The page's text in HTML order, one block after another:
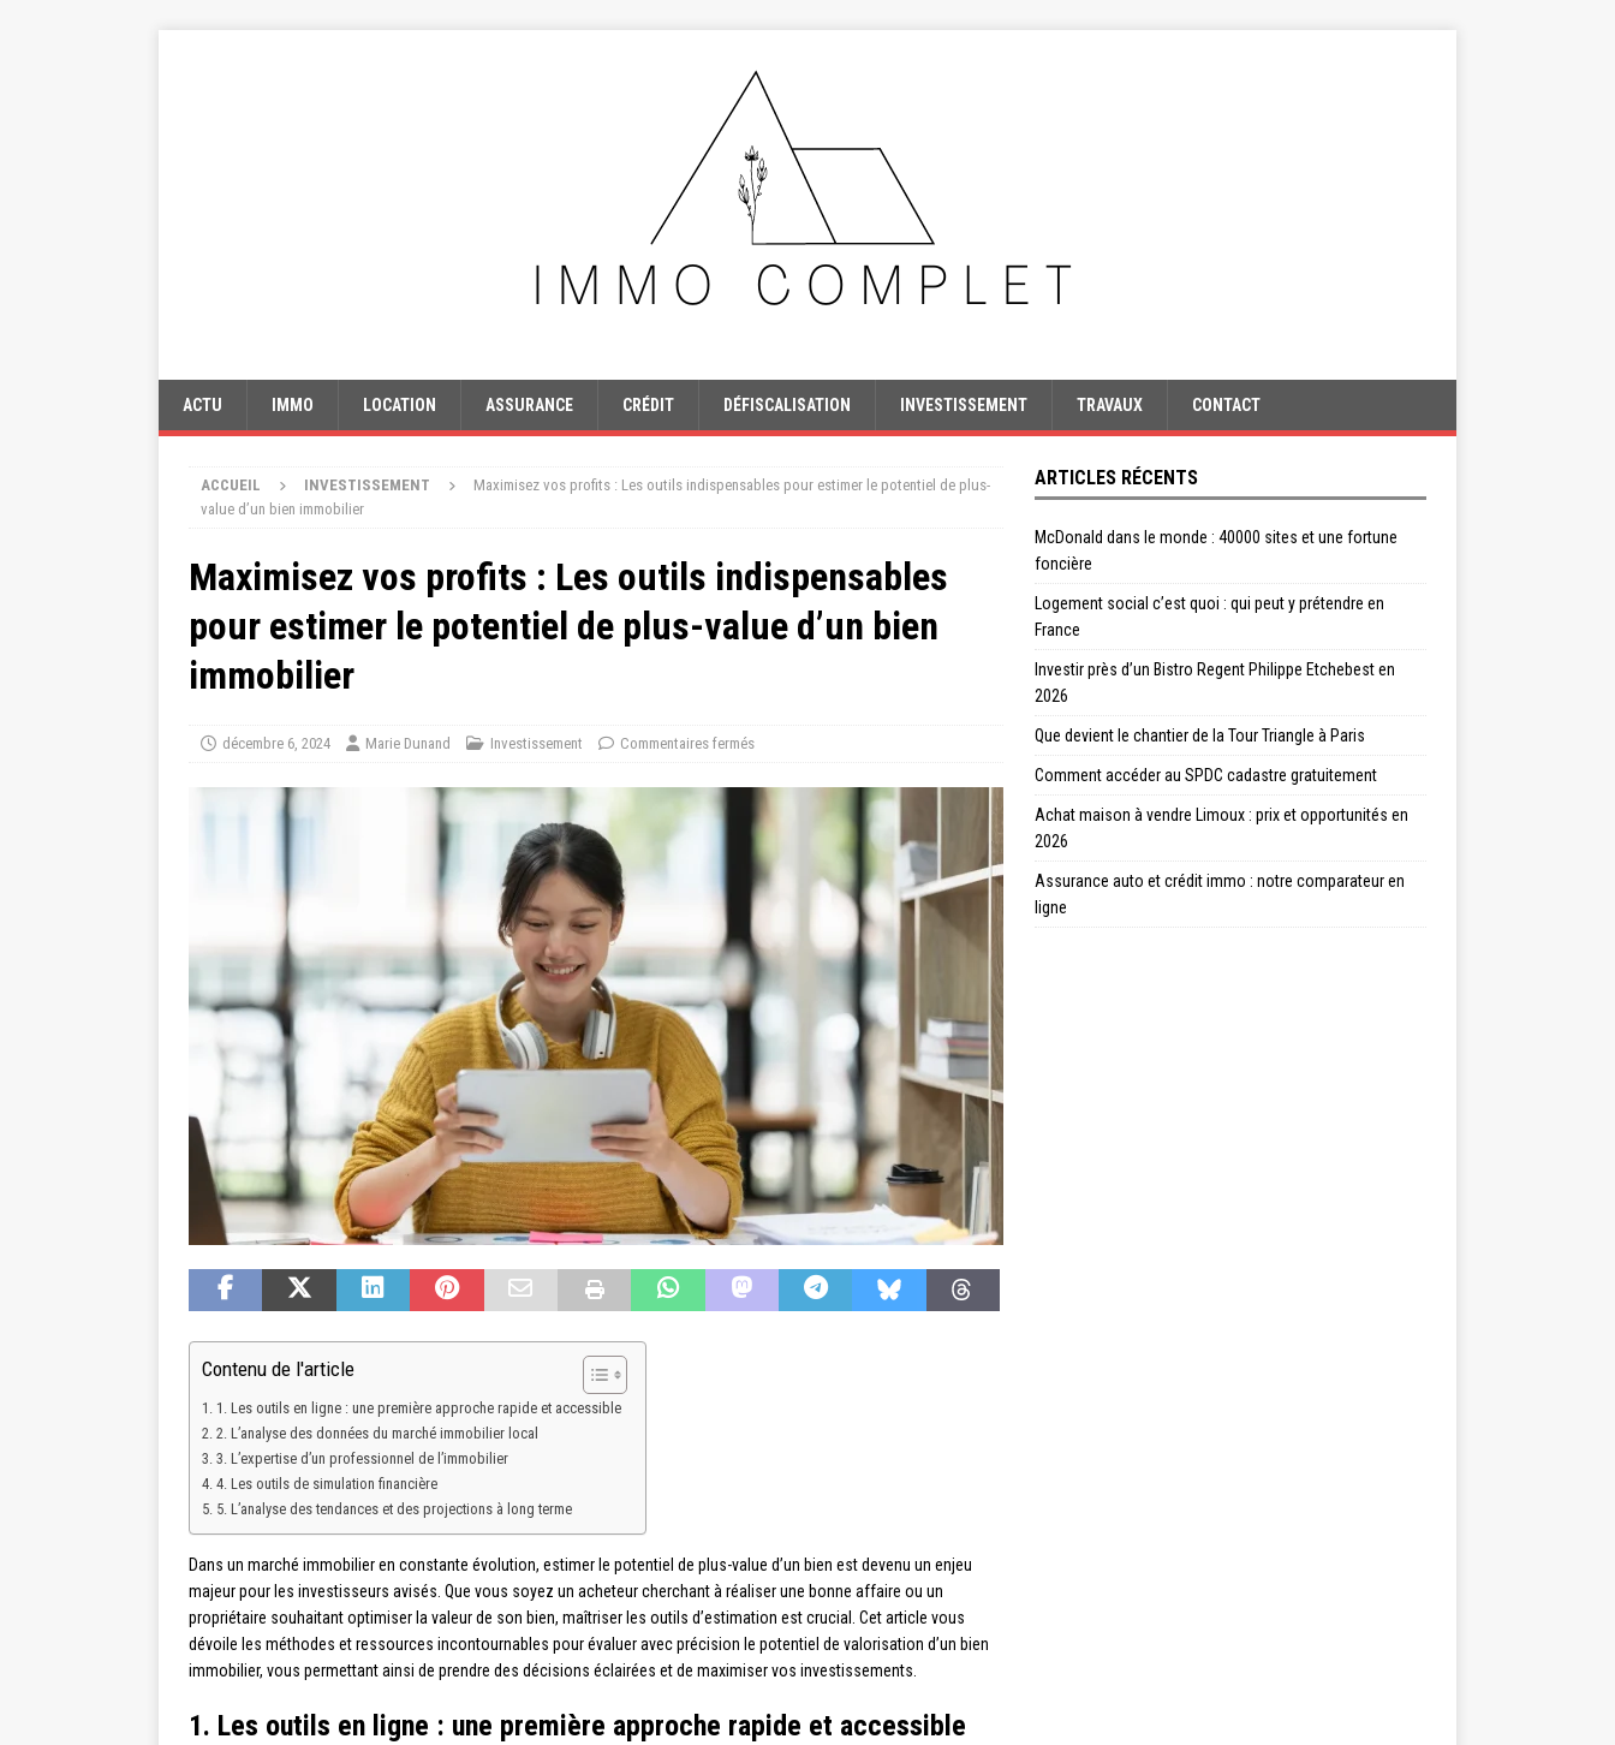
ACTU IMMO LOCATION ASSURANCE CRÉDIT DÉFISCALISATION INVESTISSEMENT TRAVAUX CONTACT
ACCUEIL INVESTISSEMENT
Maximisez vos profits : Les outils indispensables pour estimer le potentiel de plus-
value d’un bien immobilier
Maximisez vos profits : Les outils indispensables
pour estimer le potentiel de plus-value d’un bien
immobilier
décembre 6, 2024 Marie Dunand Investissement Commentaires fermés
Contenu de l'article
1. Les outils en ligne : une première approche rapide et accessible
2. L’analyse des données du marché immobilier local
3. L’expertise d’un professionnel de l’immobilier
4. Les outils de simulation financière
5. L’analyse des tendances et des projections à long terme
Dans un marché immobilier en constante évolution, estimer le potentiel de plus-value d’un bien est devenu un enjeu
majeur pour les investisseurs avisés. Que vous soyez un acheteur cherchant à réaliser une bonne affaire ou un
propriétaire souhaitant optimiser la valeur de son bien, maîtriser les outils d’estimation est crucial. Cet article vous
dévoile les méthodes et ressources incontournables pour évaluer avec précision le potentiel de valorisation d’un bien
immobilier, vous permettant ainsi de prendre des décisions éclairées et de maximiser vos investissements.
1. Les outils en ligne : une première approche rapide et accessible
ARTICLES RÉCENTS
McDonald dans le monde : 40000 sites et une fortune
foncière
Logement social c’est quoi : qui peut y prétendre en
France
Investir près d’un Bistro Regent Philippe Etchebest en
2026
Que devient le chantier de la Tour Triangle à Paris
Comment accéder au SPDC cadastre gratuitement
Achat maison à vendre Limoux : prix et opportunités en
2026
Assurance auto et crédit immo : notre comparateur en
ligne